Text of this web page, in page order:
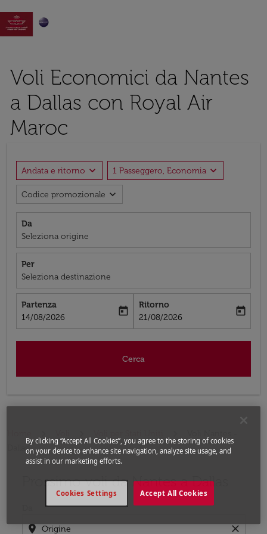

Voli Economici da Nantes
a Dallas con Royal Air
Maroc
Andata e ritorno expand_more 1 Passeggero, Economia expand_more
Codice promozionale expand_more
Da
Seleziona origine
Per
Seleziona destinazione
Partenza
fc-booking-departure-date-aria-label
14/08/2026
today
Ritorno
fc-booking-return-date-aria-label
21/08/2026
today
Cerca
Dallas
Prossimo voli da Nantes a Dallas
location_on close
Prova ad aggiornare il tuo percorso (origine e/o
By clicking “Accept All Cookies”, you agree to the storing of cookies
on your device to enhance site navigation, analyze site usage, and
assist in our marketing efforts.
Accept All Cookies
Cookies Settings